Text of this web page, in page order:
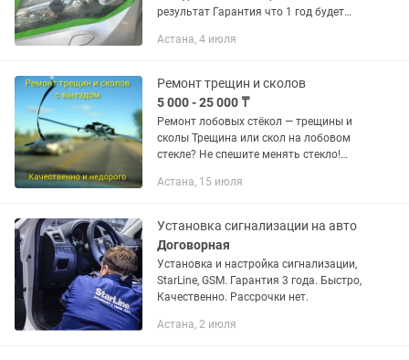
результат Гарантия что 1 год будет
работ Не нужно ждать очереди Не
Астана, 4 июля
Ремонт трещин и сколов
5 000 - 25 000 ₸
Ремонт лобовых стёкол — трещины и
сколы Трещина или скол на лобовом
стекле? Не спешите менять стекло!
трещины быстро и качественно!
Астана, 15 июля
Установка сигнализации на авто
Договорная
Установка и настройка сигнализации,
StarLine, GSM. Гарантия 3 года. Быстро,
Качественно. Рассрочки нет.
Астана, 2 июля